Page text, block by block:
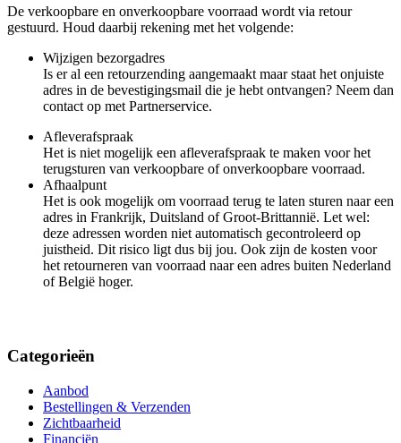
De verkoopbare en onverkoopbare voorraad wordt via retour
gestuurd. Houd daarbij rekening met het volgende:
Wijzigen bezorgadres
Is er al een retourzending aangemaakt maar staat het onjuiste
adres in de bevestigingsmail die je hebt ontvangen? Neem dan
contact op met Partnerservice.
Afleverafspraak
Het is niet mogelijk een afleverafspraak te maken voor het
terugsturen van verkoopbare of onverkoopbare voorraad.
Afhaalpunt
Het is ook mogelijk om voorraad terug te laten sturen naar een
adres in Frankrijk, Duitsland of Groot-Brittannië. Let wel:
deze adressen worden niet automatisch gecontroleerd op
juistheid. Dit risico ligt dus bij jou. Ook zijn de kosten voor
het retourneren van voorraad naar een adres buiten Nederland
of België hoger.
Categorieën
Aanbod
Bestellingen & Verzenden
Zichtbaarheid
Financiën